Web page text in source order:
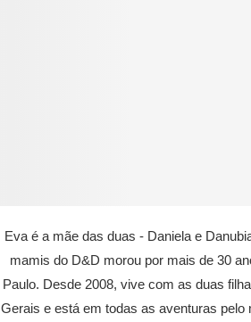
Eva é a mãe das duas - Daniela e
mamis do D&D morou por mais de 30
Paulo. Desde 2008, vive com as duas
Gerais e está em todas as aventuras pelo